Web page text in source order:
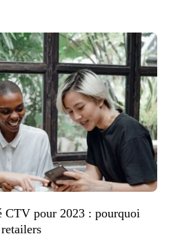
CTV pour 2023 : pourquoi